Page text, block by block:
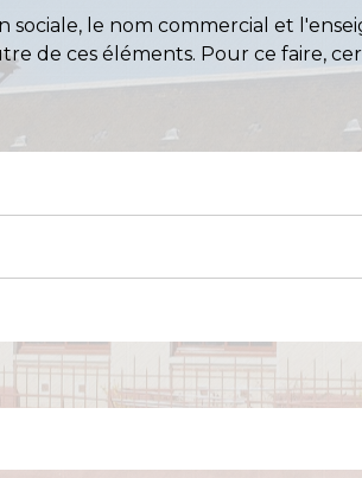
le nom commercial et
de ces éléments. Pour ce faire,